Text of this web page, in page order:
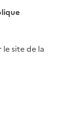
le site de la